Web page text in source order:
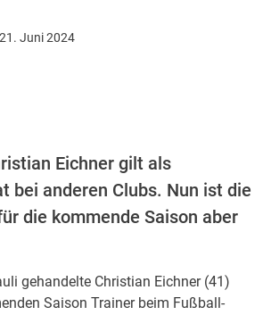
Juni 2024
Eichner gilt als
bei anderen Clubs. Nun ist die
die kommende Saison aber
gehandelte Christian Eichner (41)
Saison Trainer beim Fußball-